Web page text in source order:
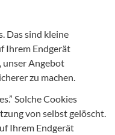
Das sind kleine
Ihrem Endgerät
unser Angebot
zu machen.
Solche Cookies
von selbst gelöscht.
Ihrem Endgerät